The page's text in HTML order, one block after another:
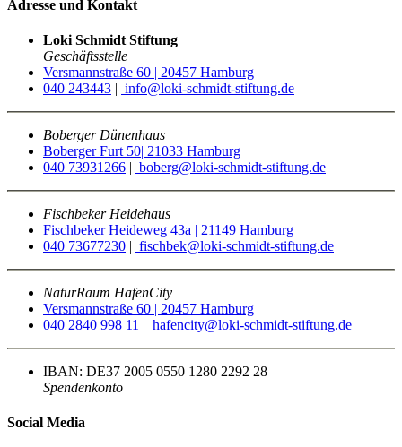
Adresse und Kontakt
Loki Schmidt Stiftung
Geschäftsstelle
Versmannstraße 60 | 20457 Hamburg
040 243443 | info@loki-schmidt-stiftung.de
Boberger Dünenhaus
Boberger Furt 50| 21033 Hamburg
040 73931266 | boberg@loki-schmidt-stiftung.de
Fischbeker Heidehaus
Fischbeker Heideweg 43a | 21149 Hamburg
040 73677230 | fischbek@loki-schmidt-stiftung.de
NaturRaum HafenCity
Versmannstraße 60 | 20457 Hamburg
040 2840 998 11 | hafencity@loki-schmidt-stiftung.de
IBAN: DE37 2005 0550 1280 2292 28
Spendenkonto
Social Media